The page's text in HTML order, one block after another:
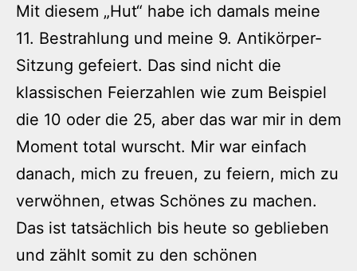
Mit diesem „Hut“ habe ich damals meine
11. Bestrahlung und meine 9. Antikörper-
Sitzung gefeiert. Das sind nicht die
klassischen Feierzahlen wie zum Beispiel
die 10 oder die 25, aber das war mir in dem
Moment total wurscht. Mir war einfach
danach, mich zu freuen, zu feiern, mich zu
verwöhnen, etwas Schönes zu machen.
Das ist tatsächlich bis heute so geblieben
und zählt somit zu den schönen